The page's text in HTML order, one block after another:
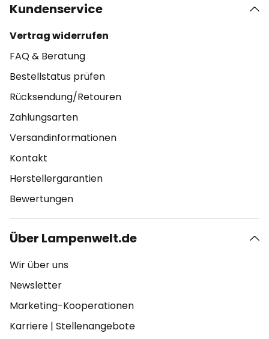
Kundenservice
Vertrag widerrufen
FAQ & Beratung
Bestellstatus prüfen
Rücksendung/Retouren
Zahlungsarten
Versandinformationen
Kontakt
Herstellergarantien
Bewertungen
Über Lampenwelt.de
Wir über uns
Newsletter
Marketing-Kooperationen
Karriere | Stellenangebote